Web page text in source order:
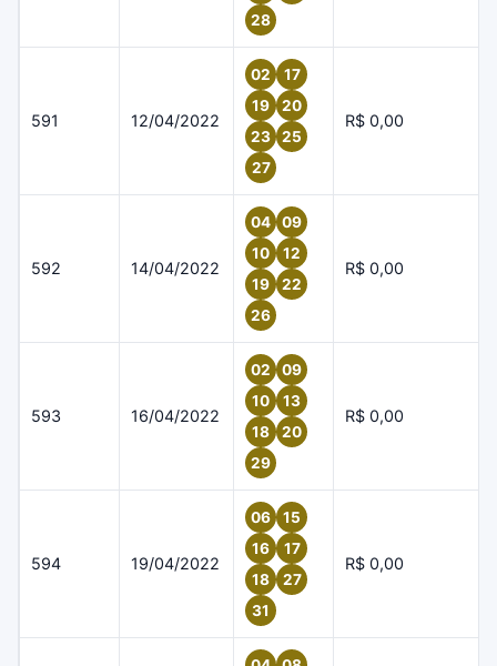
28
591 12/04/2022
02
17
19
20
23
25
27
R$ 0,00
592 14/04/2022
04
09
10
12
19
22
26
R$ 0,00
593 16/04/2022
02
09
10
13
18
20
29
R$ 0,00
594 19/04/2022
06
15
16
17
18
27
31
R$ 0,00